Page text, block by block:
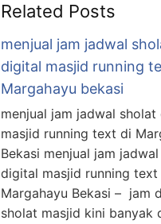
Related Posts
menjual jam jadwal
digital masjid running
Margahayu bekasi
menjual jam jadwal sholat
masjid running text di
Bekasi menjual jam
digital masjid running text
Margahayu Bekasi – jam
sholat masjid kini banyak